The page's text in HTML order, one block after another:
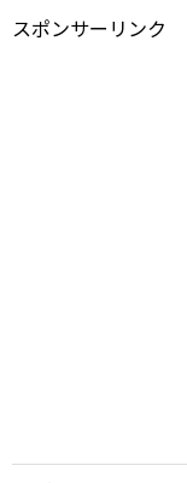
スポンサーリンク